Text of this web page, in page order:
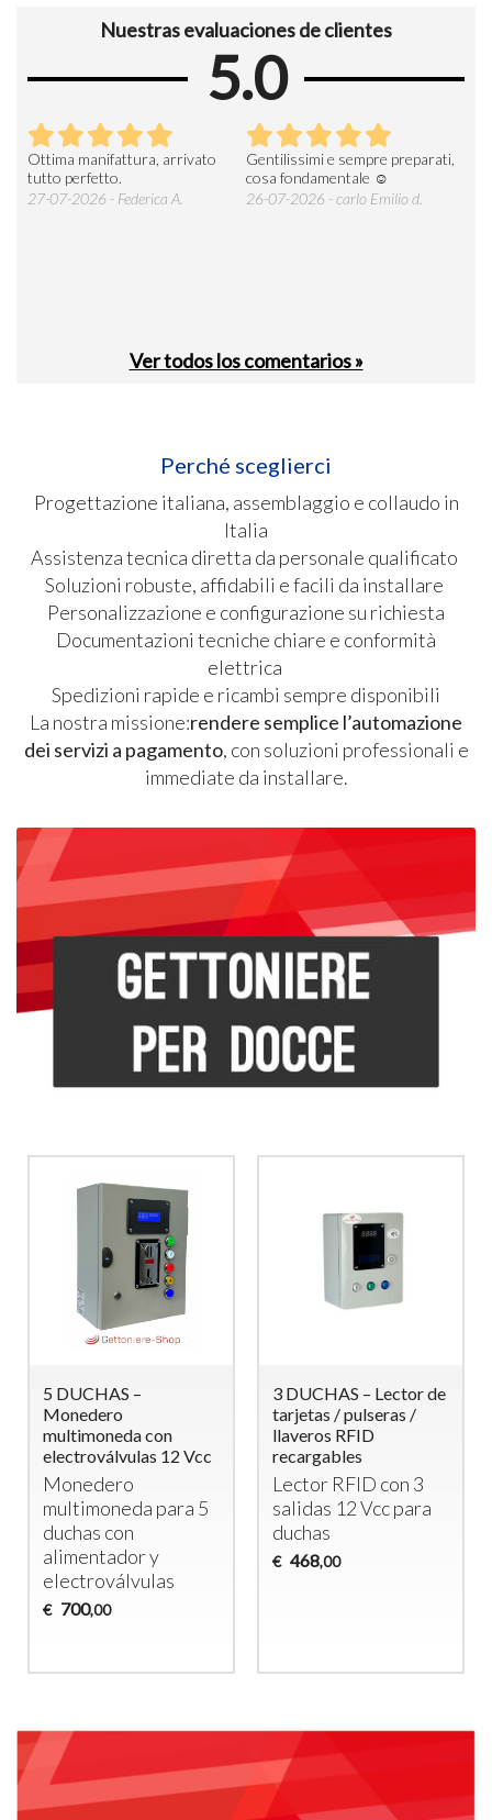
Nuestras evaluaciones de clientes
5.0
Ottima manifattura, arrivato
tutto perfetto.
27-07-2026 - Federica A.
Gentilissimi e sempre preparati,
cosa fondamentale ☺️
26-07-2026 - carlo Emilio d.
Ver todos los comentarios »
Perché sceglierci
Progettazione italiana, assemblaggio e collaudo in
Italia
Assistenza tecnica diretta da personale qualificato
Soluzioni robuste, affidabili e facili da installare
Personalizzazione e configurazione su richiesta
Documentazioni tecniche chiare e conformità
elettrica
Spedizioni rapide e ricambi sempre disponibili
La nostra missione:rendere semplice l’automazione
dei servizi a pagamento, con soluzioni professionali e
immediate da installare.
5 DUCHAS –
Monedero
multimoneda con
electroválvulas 12 Vcc
Monedero
multimoneda para 5
duchas con
alimentador y
electroválvulas
€ 700,00
3 DUCHAS – Lector de
tarjetas / pulseras /
llaveros RFID
recargables
Lector RFID con 3
salidas 12 Vcc para
duchas
€ 468,00